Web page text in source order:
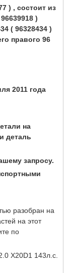
) , состоит из
)
( 96328434 )
правого 96
2011 года
на
деталь
запросу.
разобран на
на этот
по
X20D1 143л.с.